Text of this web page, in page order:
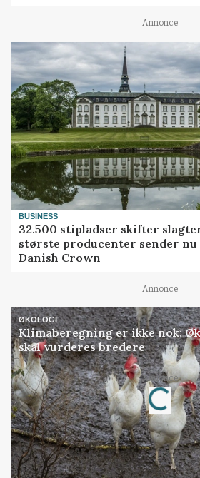
Annonce
BUSINESS
32.500 stipladser skifter
største producenter sender
Danish Crown
Annonce
ØKOLOGI
Klimaberegning er ikke nok:
skal vurderes bredere
Annonce
Loading...
Jobs